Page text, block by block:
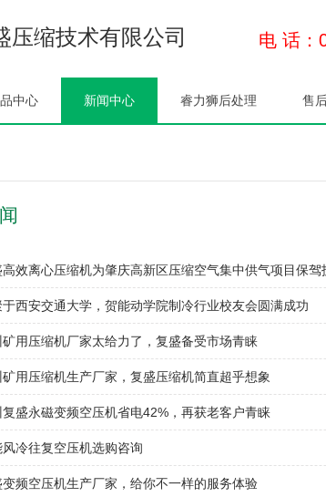
压缩技术有限公司 电 话：
中心 新闻中心 睿力狮后处理 售
高效离心压缩机为肇庆高新区压缩空气集中供气项目保驾
于西安交通大学，贺能动学院制冷行业校友会圆满成功
矿用压缩机厂家太给力了，复盛备受市场青睐
矿用压缩机生产厂家，复盛压缩机简直超乎想象
复盛永磁变频空压机省电42%，再获老客户青睐
冷往复空压机选购咨询
变频空压机生产厂家，给你不一样的服务体验